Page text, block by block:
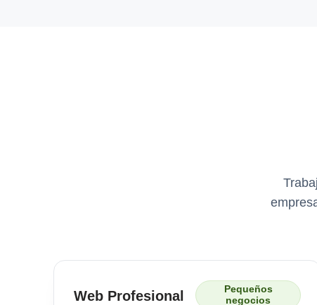
Web Profesional
Pequeños
negocios